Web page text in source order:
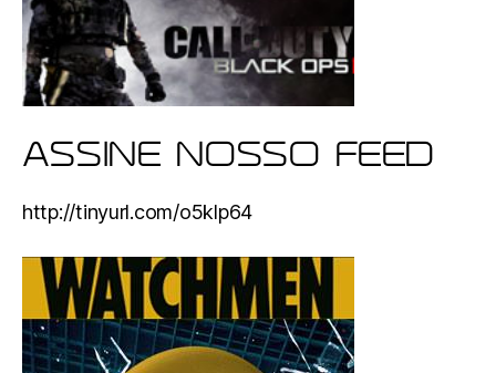
ASSINE NOSSO FEED
http://tinyurl.com/o5klp64